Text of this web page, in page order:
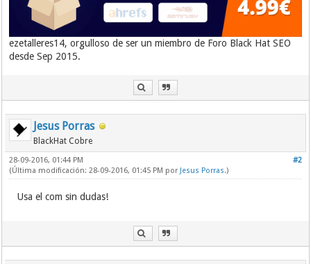
ezetalleres14, orgulloso de ser un miembro de Foro Black Hat SEO
desde Sep 2015.
Jesus Porras
BlackHat Cobre
#2
28-09-2016, 01:44 PM
(Última modificación: 28-09-2016, 01:45 PM por Jesus Porras.)
Usa el com sin dudas!